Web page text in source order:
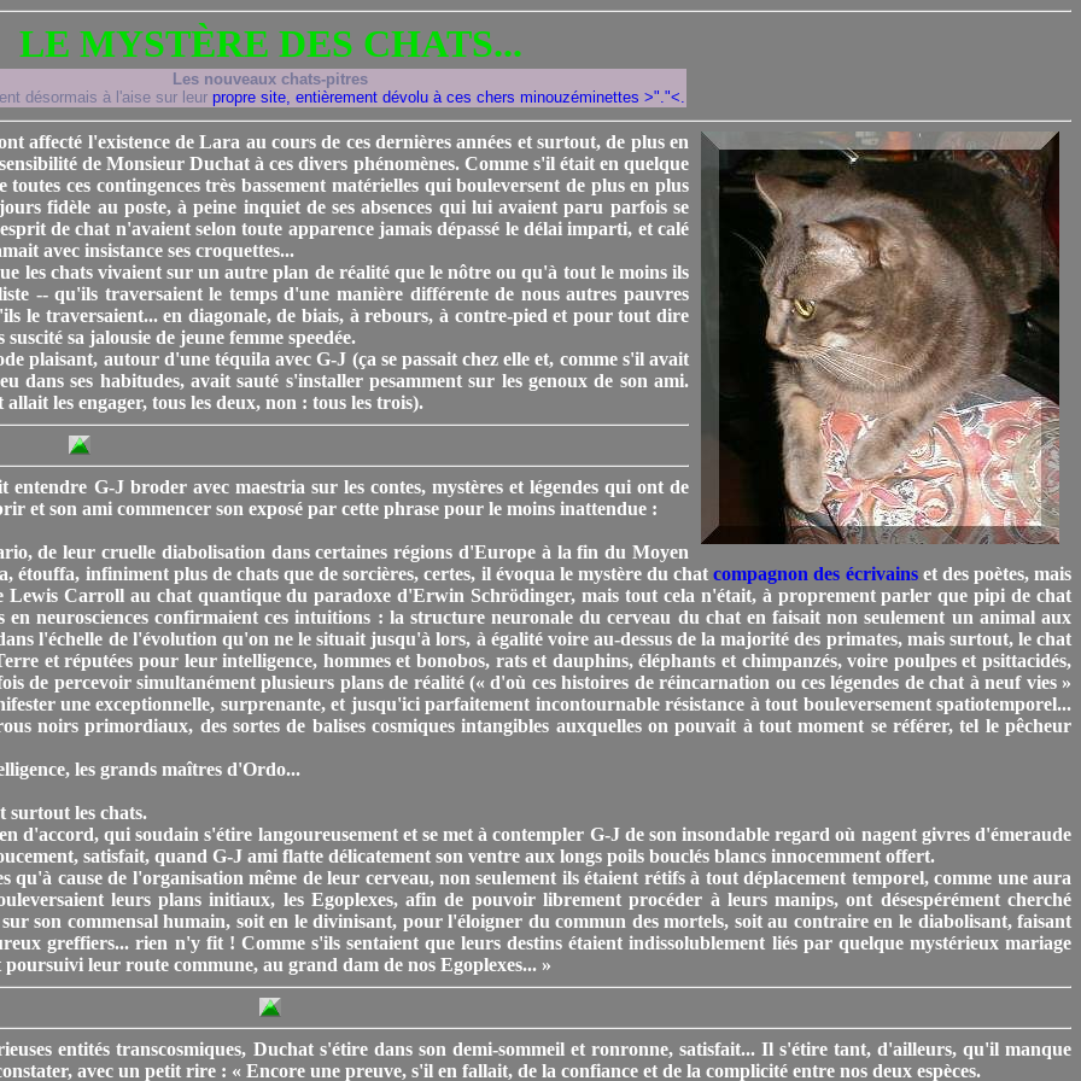
LE MYSTÈRE DES CHATS...
Les nouveaux chats-pitres
désormais à l'aise sur leur propre site, entièrement dévolu à ces chers minouzéminettes >"."<.
affecté l'existence de Lara au cours de ces dernières années et surtout, de plus en
de Monsieur Duchat à ces divers phénomènes. Comme s'il était en quelque
ces contingences très bassement matérielles qui bouleversent de plus en plus
fidèle au poste, à peine inquiet de ses absences qui lui avaient paru parfois se
de chat n'avaient selon toute apparence jamais dépassé le délai imparti, et calé
avec insistance ses croquettes...
les chats vivaient sur un autre plan de réalité que le nôtre ou qu'à tout le moins ils
-- qu'ils traversaient le temps d'une manière différente de nous autres pauvres
le traversaient... en diagonale, de biais, à rebours, à contre-pied et pour tout dire
sa jalousie de jeune femme speedée.
autour d'une téquila avec G-J (ça se passait chez elle et, comme s'il avait
dans ses habitudes, avait sauté s'installer pesamment sur les genoux de son ami.
les engager, tous les deux, non : tous les trois).
G-J broder avec maestria sur les contes, mystères et légendes qui ont de
et son ami commencer son exposé par cette phrase pour le moins inattendue :
de leur cruelle diabolisation dans certaines régions d'Europe à la fin du Moyen
infiniment plus de chats que de sorcières, certes, il évoqua le mystère du chatcompagnon des écrivainset des poètes, mais
Lewis Carroll au chat quantique du paradoxe d'Erwin Schrödinger, mais tout cela n'était, à proprement parler que pipi de chat
neurosciences confirmaient ces intuitions : la structure neuronale du cerveau du chat en faisait non seulement un animal aux
l'échelle de l'évolution qu'on ne le situait jusqu'à lors, à égalité voire au-dessus de la majorité des primates, mais surtout, le chat
et réputées pour leur intelligence, hommes et bonobos, rats et dauphins, éléphants et chimpanzés, voire poulpes et psittacidés,
de percevoir simultanément plusieurs plans de réalité (« d'où ces histoires de réincarnation ou ces légendes de chat à neuf vies »
une exceptionnelle, surprenante, et jusqu'ici parfaitement incontournable résistance à tout bouleversement spatiotemporel...
noirs primordiaux, des sortes de balises cosmiques intangibles auxquelles on pouvait à tout moment se référer, tel le pêcheur
les grands maîtres d'Ordo...
surtout les chats.
d'accord, qui soudain s'étire langoureusement et se met à contempler G-J de son insondable regard où nagent givres d'émeraude
satisfait, quand G-J ami flatte délicatement son ventre aux longs poils bouclés blancs innocemment offert.
qu'à cause de l'organisation même de leur cerveau, non seulement ils étaient rétifs à tout déplacement temporel, comme une aura
leurs plans initiaux, les Egoplexes, afin de pouvoir librement procéder à leurs manips, ont désespérément cherché
son commensal humain, soit en le divinisant, pour l'éloigner du commun des mortels, soit au contraire en le diabolisant, faisant
greffiers... rien n'y fit ! Comme s'ils sentaient que leurs destins étaient indissolublement liés par quelque mystérieux mariage
leur route commune, au grand dam de nos Egoplexes... »
entités transcosmiques, Duchat s'étire dans son demi-sommeil et ronronne, satisfait... Il s'étire tant, d'ailleurs, qu'il manque
avec un petit rire : « Encore une preuve, s'il en fallait, de la confiance et de la complicité entre nos deux espèces.